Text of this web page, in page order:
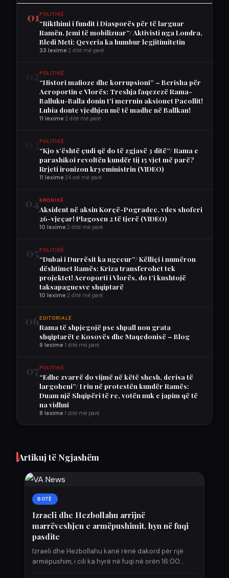
01POLITIKË
“Rikthimi i fundit i Diasporës për të larguar
Ramën. Jemi të mobilizuar”/ Aktivisti nga Londra,
Bledi Meti: Qeveria ka humbur legjitimitetin
33 lexime 2 ditë më parë
POLITIKË
“Histori mafioze dhe korrupsioni” – Berisha për
Aeroportin e Vlorës: Treshja faqezezë Rama-
Balluku-Balla donin t’i merrnin aksionet Pacollit!
Lubia donte vjedhjen më të madhe në Ballkan!
11 lexime 2 ditë më parë
POLITIKË
“Kjo s’është çudi që do të zgjasë 3 ditë”/ Rama e
parashikoi revoltën kundër tij 15 vjet më parë?
Rrjeti ironizon kryeministrin (VIDEO)
11 lexime 24 orë më parë
04KRONIKË
Aksident në aksin Korçë-Pogradec, vdes shoferi
26-vjeçar! Plagosen 2 të tjerë (VIDEO)
10 lexime 2 ditë më parë
05POLITIKË
“Dubai i Durrësit ka ngecur”/ Këlliçi i numëron
dështimet Ramës: Kriza transferohet tek
projektet! Aeroporti i Vlorës, do t’i kushtojë
taksapaguesve shqiptarë
10 lexime 2 ditë më parë
06EDITORIALE
Rama të shpjegojë pse shpall non grata
shqiptarët e Kosovës dhe Maqedonisë – Blog
9 lexime 1 ditë më parë
07POLITIKË
“Edhe zvarrë do vijmë në këtë shesh, derisa të
largoheni”/ I riu në protestën kundër Ramës:
Duam një Shqipëri të re, votën nuk e japim që të
na vidhni
8 lexime 1 ditë më parë
Artikuj të Ngjashëm
BOTË
Izraeli dhe Hezbollahu arrijnë
marrëveshjen e armëpushimit, hyn në fuqi
pasdite
Izraeli dhe Hezbollahu kanë rënë dakord për një
armëpushim, i cili ka hyrë në fuqi në orën 16:00…